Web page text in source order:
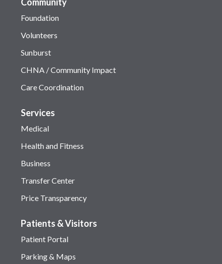
Foundation
Volunteers
Sunburst
CHNA / Community Impact
Care Coordination
Services
Medical
Health and Fitness
Business
Transfer Center
Price Transparency
Patients & Visitors
Patient Portal
Parking & Maps